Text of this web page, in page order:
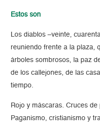
Estos son
Los diablos –veinte,
reuniendo frente a la plaza,
árboles sombrosos, la paz
de los callejones, de las
tiempo.
Rojo y máscaras. Cruces
Paganismo, cristianismo y